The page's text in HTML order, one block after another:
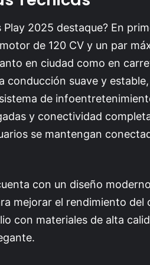
Play 2025 destaque? En
de 120 CV y un par
en ciudad como en
conducción suave y
de
y conectividad
se mantengan
con un diseño
mejorar el rendimiento del
con materiales de alta